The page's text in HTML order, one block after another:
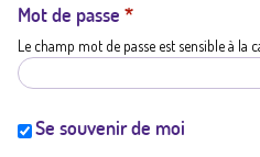
t
i
Mot de passe *
Le champ mot de passe est sensible à la
Se souvenir de moi